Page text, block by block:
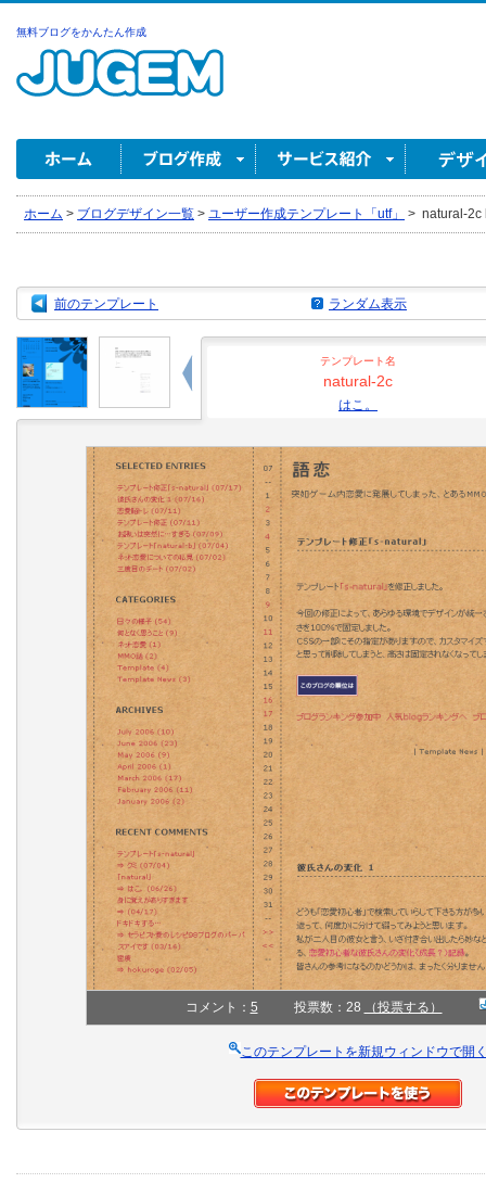
無料ブログをかんたん作成
ホーム > ブログデザイン一覧 > ユーザー作成テンプレート「utf」 > natural-2c
前のテンプレート ランダム表示
テンプレート名
natural-2c
はこ。
コメント： 5 投票数：28 （投票する）
このテンプレートを新規ウィンドウで開